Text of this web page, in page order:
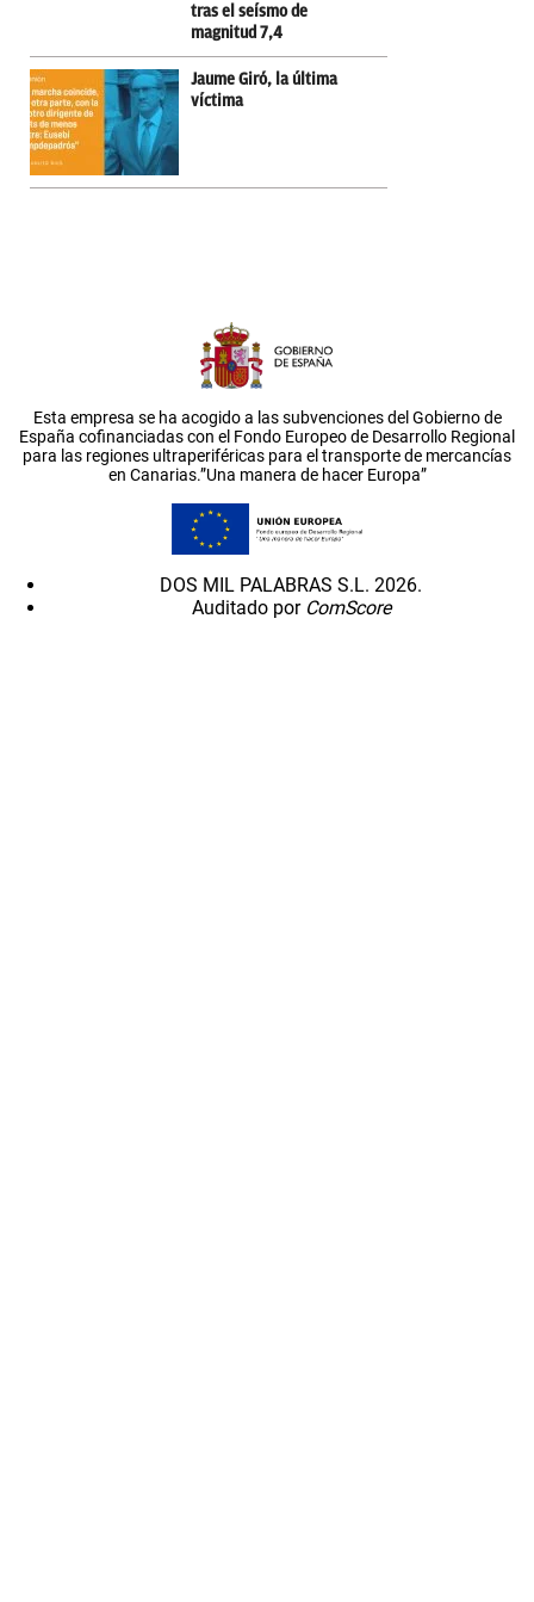
tras el seísmo de
magnitud 7,4
Jaume Giró, la última
víctima
Esta empresa se ha acogido a las subvenciones del Gobierno de
España cofinanciadas con el Fondo Europeo de Desarrollo Regional
para las regiones ultraperiféricas para el transporte de mercancías
en Canarias.”Una manera de hacer Europa”
DOS MIL PALABRAS S.L. 2026.
Auditado por ComScore